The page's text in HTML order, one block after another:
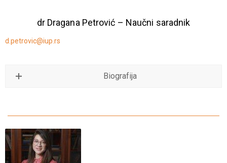
dr Dragana Petrović – Naučni saradnik
d.petrovic@iup.rs
Biografija